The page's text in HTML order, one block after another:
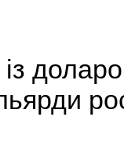
із